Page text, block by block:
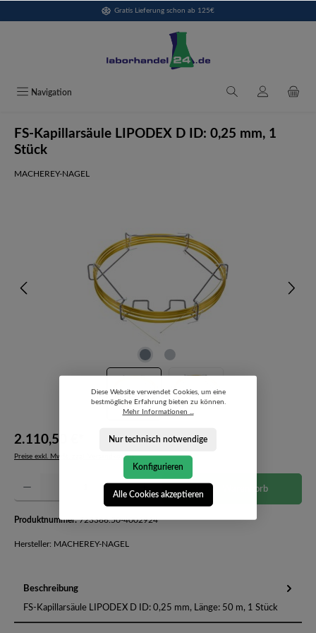
Gratis Lieferung schon ab 125€
Navigation
FS-Kapillarsäule LIPODEX D ID: 0,25 mm, 1
Stück
MACHEREY-NAGEL
2.110,50 €*
Preise exkl. MwSt. zzgl. Versandkosten
Produkt Anzahl: Gib den gewünschten Wert ein oder benutze die Schaltflächen um die
In den Warenkorb
Produktnummer:723366.50-4002924
Hersteller: MACHEREY-NAGEL
Beschreibung
FS-Kapillarsäule LIPODEX D ID: 0,25 mm, Länge: 50 m, 1 Stück
Diese Website verwendet Cookies, um eine
bestmögliche Erfahrung bieten zu können.
Mehr Informationen ...
Nur technisch notwendige
Konfigurieren
Alle Cookies akzeptieren